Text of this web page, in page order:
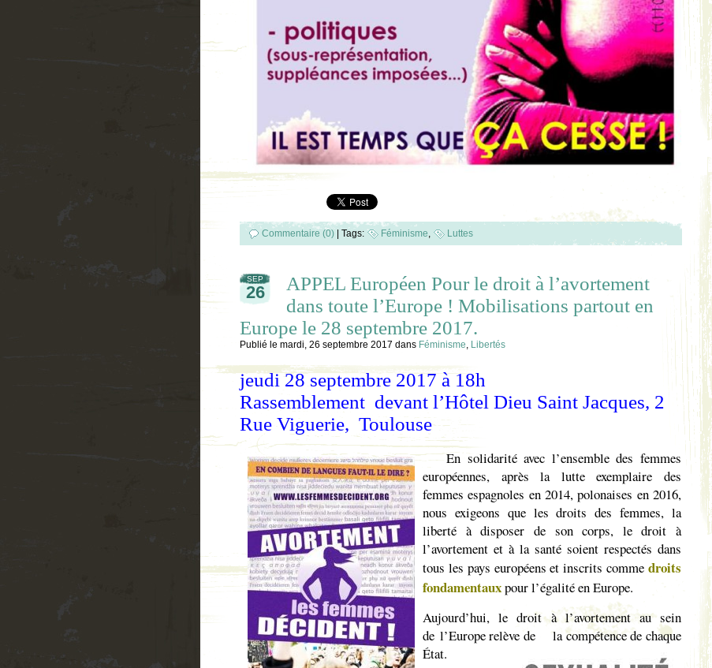
Commentaire (0) Tags: Féminisme, Luttes
SEP
26
APPEL Européen Pour le droit à l’avortement
dans toute l’Europe ! Mobilisations partout en
Europe le 28 septembre 2017.
Publié le mardi, 26 septembre 2017 dans Féminisme, Libertés
jeudi 28 septembre 2017 à 18h
Rassemblement devant l’Hôtel Dieu Saint Jacques, 2
Rue Viguerie, Toulouse
En solidarité avec l’ensemble des femmes
européennes, après la lutte exemplaire des
femmes espagnoles en 2014, polonaises en 2016,
nous exigeons que les droits des femmes, la
liberté à disposer de son corps, le droit à
l’avortement et à la santé soient respectés dans
tous les pays européens et inscrits comme droits
fondamentauxpour l’égalité en Europe.
Aujourd’hui, le droit à l’avortement au sein
de l’Europe relève dela compétence de chaque
État.